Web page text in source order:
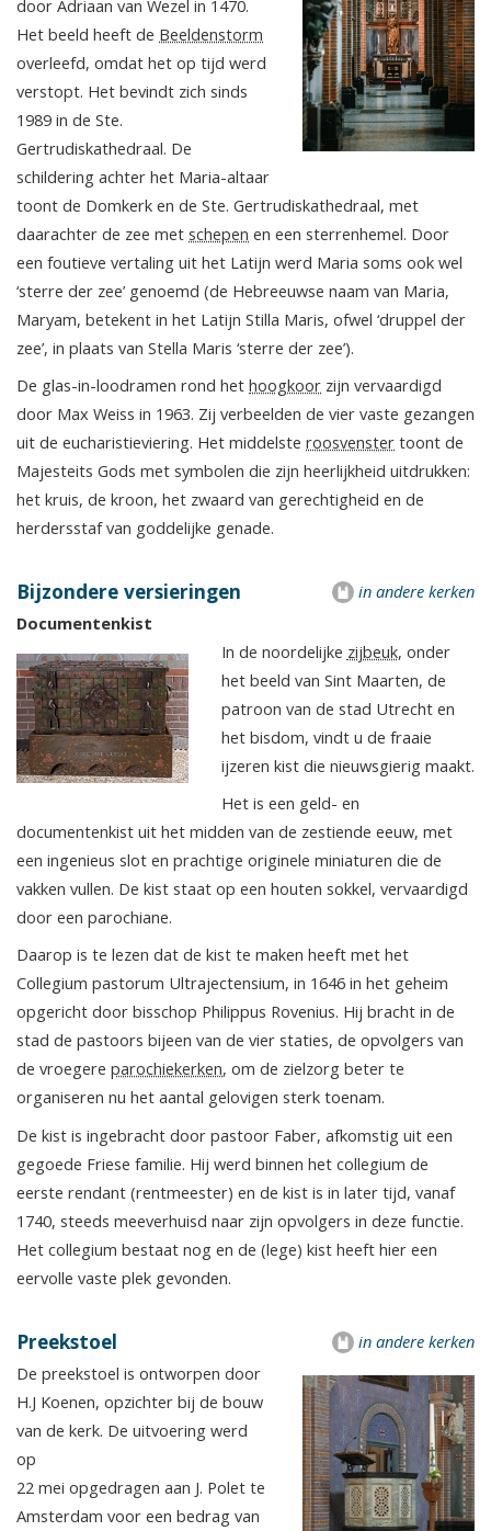
door Adriaan van Wezel in 1470.
Het beeld heeft de Beeldenstorm
overleefd, omdat het op tijd werd
verstopt. Het bevindt zich sinds
1989 in de Ste.
Gertrudiskathedraal. De
schildering achter het Maria-altaar
toont de Domkerk en de Ste. Gertrudiskathedraal, met
daarachter de zee met schepen en een sterrenhemel. Door
een foutieve vertaling uit het Latijn werd Maria soms ook wel
‘sterre der zee’ genoemd (de Hebreeuwse naam van Maria,
Maryam, betekent in het Latijn Stilla Maris, ofwel ‘druppel der
zee’, in plaats van Stella Maris ‘sterre der zee’).
De glas-in-loodramen rond het hoogkoor zijn vervaardigd
door Max Weiss in 1963. Zij verbeelden de vier vaste gezangen
uit de eucharistieviering. Het middelste roosvenster toont de
Majesteits Gods met symbolen die zijn heerlijkheid uitdrukken:
het kruis, de kroon, het zwaard van gerechtigheid en de
herdersstaf van goddelijke genade.
in andere kerken
Bijzondere versieringen
Documentenkist
In de noordelijke zijbeuk, onder
het beeld van Sint Maarten, de
patroon van de stad Utrecht en
het bisdom, vindt u de fraaie
ijzeren kist die nieuwsgierig maakt.
Het is een geld- en
documentenkist uit het midden van de zestiende eeuw, met
een ingenieus slot en prachtige originele miniaturen die de
vakken vullen. De kist staat op een houten sokkel, vervaardigd
door een parochiane.
Daarop is te lezen dat de kist te maken heeft met het
Collegium pastorum Ultrajectensium, in 1646 in het geheim
opgericht door bisschop Philippus Rovenius. Hij bracht in de
stad de pastoors bijeen van de vier staties, de opvolgers van
de vroegere parochiekerken, om de zielzorg beter te
organiseren nu het aantal gelovigen sterk toenam.
De kist is ingebracht door pastoor Faber, afkomstig uit een
gegoede Friese familie. Hij werd binnen het collegium de
eerste rendant (rentmeester) en de kist is in later tijd, vanaf
1740, steeds meeverhuisd naar zijn opvolgers in deze functie.
Het collegium bestaat nog en de (lege) kist heeft hier een
eervolle vaste plek gevonden.
in andere kerken
Preekstoel
De preekstoel is ontworpen door
H.J Koenen, opzichter bij de bouw
van de kerk. De uitvoering werd
op
22 mei opgedragen aan J. Polet te
Amsterdam voor een bedrag van